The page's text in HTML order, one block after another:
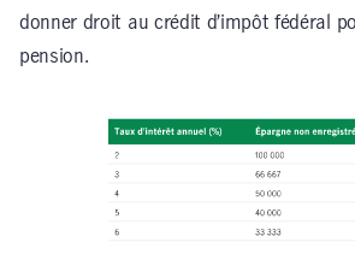
donner droit au crédit d’impôt fédéral
pension.